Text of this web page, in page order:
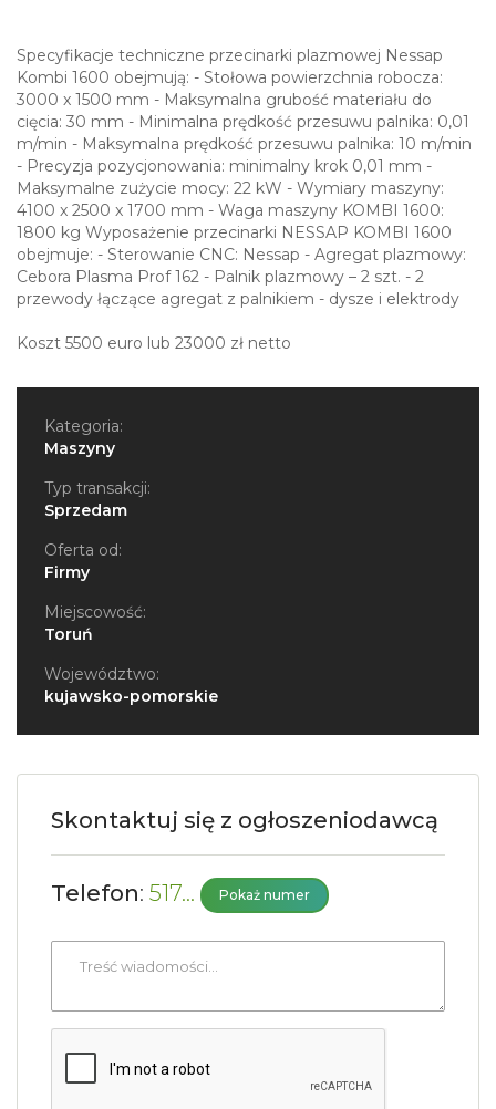
Specyfikacje techniczne przecinarki plazmowej Nessap
Kombi 1600 obejmują: - Stołowa powierzchnia robocza:
3000 x 1500 mm - Maksymalna grubość materiału do
cięcia: 30 mm - Minimalna prędkość przesuwu palnika: 0,01
m/min - Maksymalna prędkość przesuwu palnika: 10 m/min
- Precyzja pozycjonowania: minimalny krok 0,01 mm -
Maksymalne zużycie mocy: 22 kW - Wymiary maszyny:
4100 x 2500 x 1700 mm - Waga maszyny KOMBI 1600:
1800 kg Wyposażenie przecinarki NESSAP KOMBI 1600
obejmuje: - Sterowanie CNC: Nessap - Agregat plazmowy:
Cebora Plasma Prof 162 - Palnik plazmowy – 2 szt. - 2
przewody łączące agregat z palnikiem - dysze i elektrody
Koszt 5500 euro lub 23000 zł netto
Kategoria:
Maszyny
Typ transakcji:
Sprzedam
Oferta od:
Firmy
Miejscowość:
Toruń
Województwo:
kujawsko-pomorskie
Skontaktuj się z ogłoszeniodawcą
Telefon: 517... Pokaż numer
wiadomości